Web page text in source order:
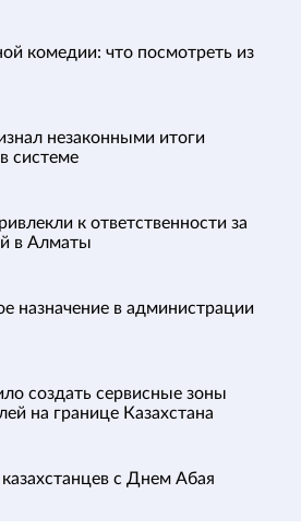
комедии: что посмотреть из
незаконными итоги
системе
к ответственности за
в Алматы
назначение в администрации
создать сервисные зоны
на границе Казахстана
с Днем Абая